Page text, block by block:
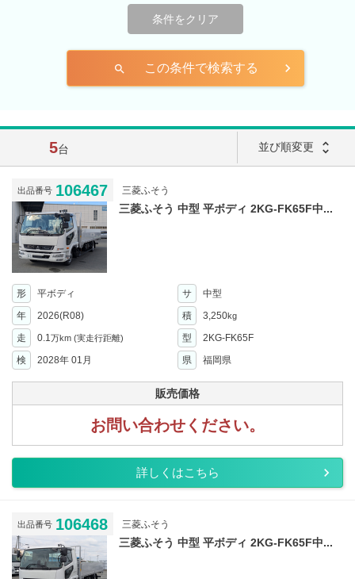
条件をクリア
search この条件で検索する
5台 並び順変更 unfold_more
出品番号 106467 三菱ふそう
三菱ふそう 中型 平ボディ 2KG-FK65F中...
形 平ボディ サ
中型
年
2026(R08) 積 3,250kg
走 0.1万km (実走行距離) 型
2KG-FK65F
検
2028年 01月 県 福岡県
販売価格
お問い合わせください。
詳しくはこちら
出品番号 106468 三菱ふそう
三菱ふそう 中型 平ボディ 2KG-FK65F中...